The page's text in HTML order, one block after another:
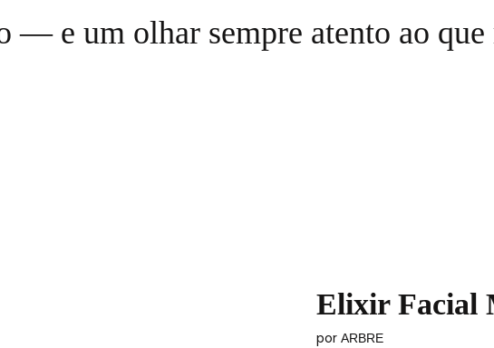
— e um olhar sempre atento ao
Elixir Facial
por ARBRE